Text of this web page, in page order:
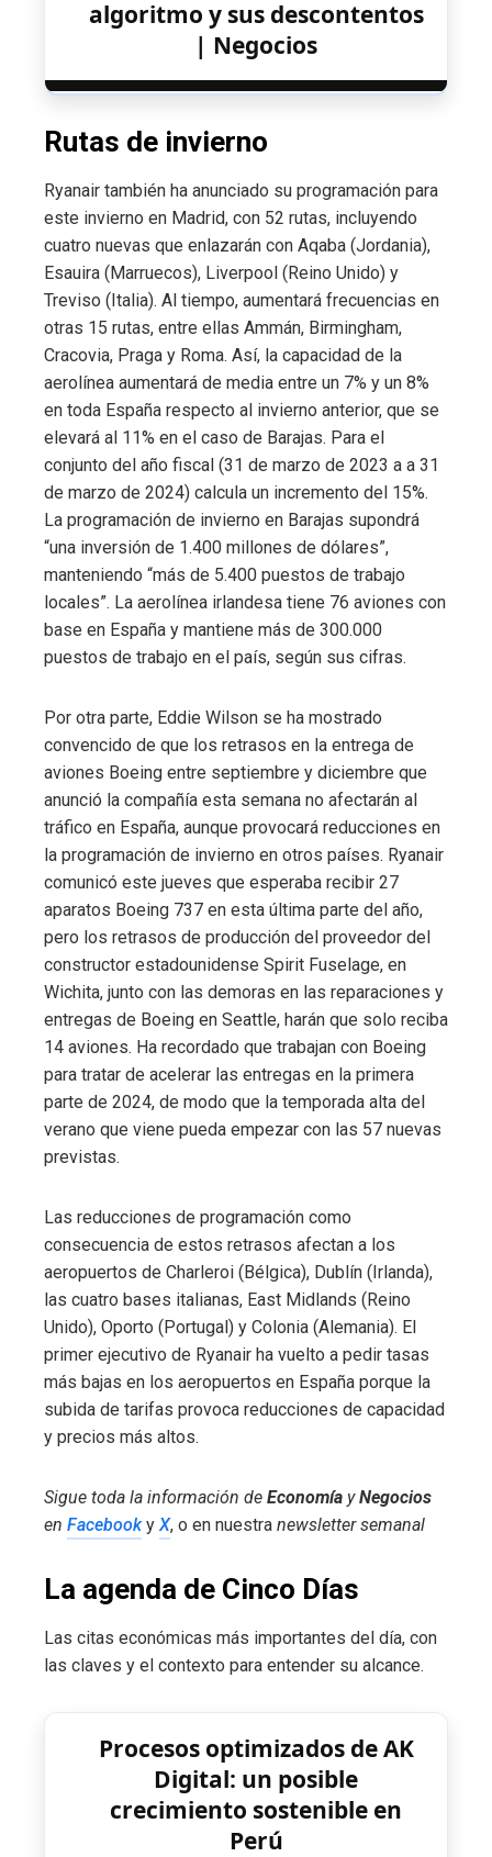
algoritmo y sus descontentos
| Negocios
Rutas de invierno
Ryanair también ha anunciado su programación para
este invierno en Madrid, con 52 rutas, incluyendo
cuatro nuevas que enlazarán con Aqaba (Jordania),
Esauira (Marruecos), Liverpool (Reino Unido) y
Treviso (Italia). Al tiempo, aumentará frecuencias en
otras 15 rutas, entre ellas Ammán, Birmingham,
Cracovia, Praga y Roma. Así, la capacidad de la
aerolínea aumentará de media entre un 7% y un 8%
en toda España respecto al invierno anterior, que se
elevará al 11% en el caso de Barajas. Para el
conjunto del año fiscal (31 de marzo de 2023 a a 31
de marzo de 2024) calcula un incremento del 15%.
La programación de invierno en Barajas supondrá
“una inversión de 1.400 millones de dólares”,
manteniendo “más de 5.400 puestos de trabajo
locales”. La aerolínea irlandesa tiene 76 aviones con
base en España y mantiene más de 300.000
puestos de trabajo en el país, según sus cifras.
Por otra parte, Eddie Wilson se ha mostrado
convencido de que los retrasos en la entrega de
aviones Boeing entre septiembre y diciembre que
anunció la compañía esta semana no afectarán al
tráfico en España, aunque provocará reducciones en
la programación de invierno en otros países. Ryanair
comunicó este jueves que esperaba recibir 27
aparatos Boeing 737 en esta última parte del año,
pero los retrasos de producción del proveedor del
constructor estadounidense Spirit Fuselage, en
Wichita, junto con las demoras en las reparaciones y
entregas de Boeing en Seattle, harán que solo reciba
14 aviones. Ha recordado que trabajan con Boeing
para tratar de acelerar las entregas en la primera
parte de 2024, de modo que la temporada alta del
verano que viene pueda empezar con las 57 nuevas
previstas.
Las reducciones de programación como
consecuencia de estos retrasos afectan a los
aeropuertos de Charleroi (Bélgica), Dublín (Irlanda),
las cuatro bases italianas, East Midlands (Reino
Unido), Oporto (Portugal) y Colonia (Alemania). El
primer ejecutivo de Ryanair ha vuelto a pedir tasas
más bajas en los aeropuertos en España porque la
subida de tarifas provoca reducciones de capacidad
y precios más altos.
Sigue toda la información de Economía yNegocios
en Facebooky X, o en nuestra newsletter semanal
La agenda de Cinco Días
Las citas económicas más importantes del día, con
las claves y el contexto para entender su alcance.
Procesos optimizados de AK
Digital: un posible
crecimiento sostenible en
Perú